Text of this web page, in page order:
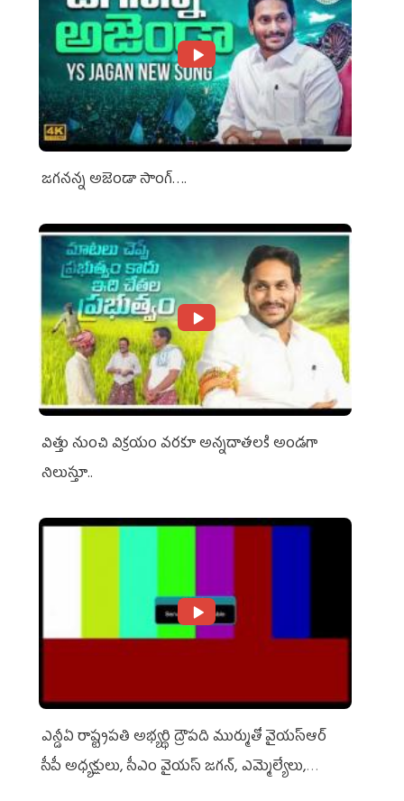
జగనన్న అజెండా సాంగ్….
విత్తు నుంచి విక్రయం వరకూ అన్నదాతలకి అండగా
నిలుస్తూ..
ఎన్డీఏ రాష్ట్ర‌ప‌తి అభ్య‌ర్థి ద్రౌప‌ది ముర్ముతో వైయ‌స్ఆర్
సీపీ అధ్య‌క్షులు, సీఎం వైయ‌స్ జ‌గ‌న్, ఎమ్మెల్యేలు,